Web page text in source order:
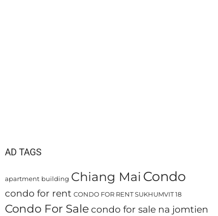
AD TAGS
apartment building Chiang Mai Condo
condo for rent CONDO FOR RENT SUKHUMVIT 18
Condo For Sale condo for sale na jomtien